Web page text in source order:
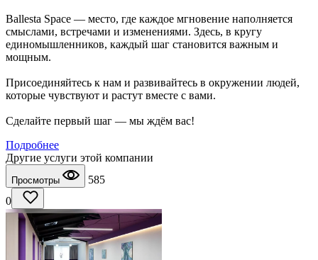
Ballesta Space — место, где каждое мгновение наполняется
смыслами, встречами и изменениями. Здесь, в кругу
единомышленников, каждый шаг становится важным и
мощным.
Присоединяйтесь к нам и развивайтесь в окружении людей,
которые чувствуют и растут вместе с вами.
Сделайте первый шаг — мы ждём вас!
Подробнее
Другие услуги этой компании
Просмотры
585
0